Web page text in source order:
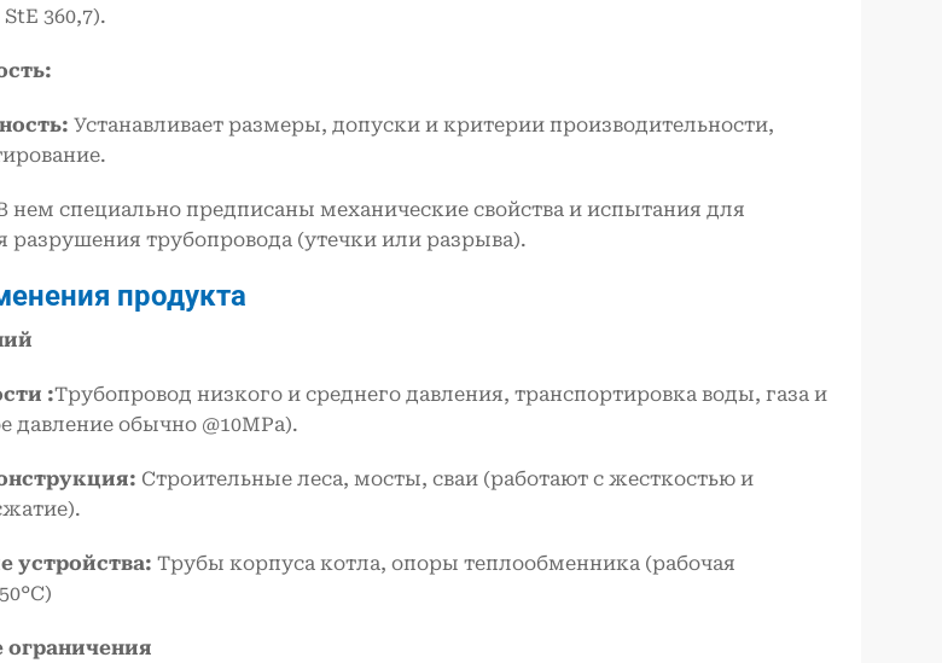
360,7).
Устанавливает размеры, допуски и критерии производительности,
нем специально предписаны механические свойства и испытания для
разрушения трубопровода (утечки или разрыва).
продукта
:Трубопровод низкого и среднего давления, транспортировка воды, газа и
давление обычно @10MPa).
Строительные леса, мосты, сваи (работают с жесткостью и
устройства: Трубы корпуса котла, опоры теплообменника (рабочая
ограничения